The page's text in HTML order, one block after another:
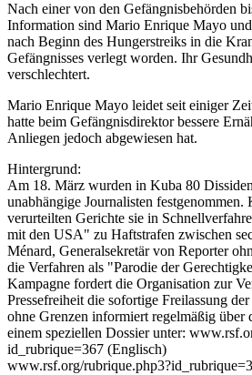
Nach einer von den Gefängnisbehörden
Information sind Mario Enrique Mayo
nach Beginn des Hungerstreiks in die
Gefängnisses verlegt worden. Ihr
verschlechtert.
Mario Enrique Mayo leidet seit einiger
hatte beim Gefängnisdirektor bessere
Anliegen jedoch abgewiesen hat.
Hintergrund:
Am 18. März wurden in Kuba 80
unabhängige Journalisten festgenommen.
verurteilten Gerichte sie in
mit den USA" zu Haftstrafen zwischen
Ménard, Generalsekretär von Reporter
die Verfahren als "Parodie der
Kampagne fordert die Organisation zur
Pressefreiheit die sofortige Freilassung
ohne Grenzen informiert regelmäßig
einem speziellen Dossier unter:
id_rubrique=367 (Englisch)
www.rsf.org/